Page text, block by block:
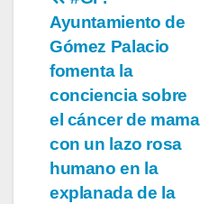
de
entradas
Ayuntamiento de
Gómez Palacio
fomenta la
conciencia sobre
el cáncer de mama
con un lazo rosa
humano en la
explanada de la